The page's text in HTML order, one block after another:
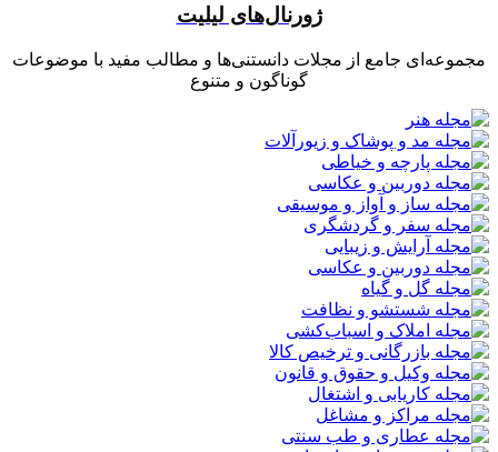
ژورنال‌های لیلیت
مجموعه‌ای جامع از مجلات دانستنی‌ها و مطالب مفید با موضوعات
گوناگون و متنوع